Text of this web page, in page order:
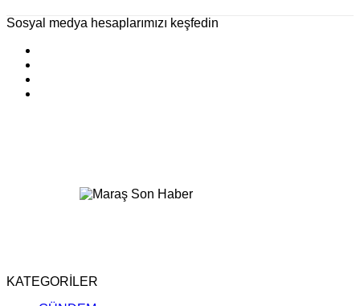
Sosyal medya hesaplarımızı keşfedin
KATEGORİLER